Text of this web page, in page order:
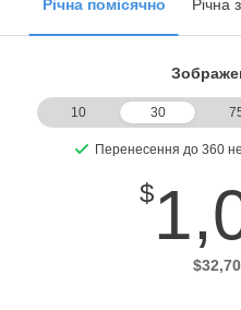
Річна помісячно Річна
10 30
Перенесення до 360
$
$32,70